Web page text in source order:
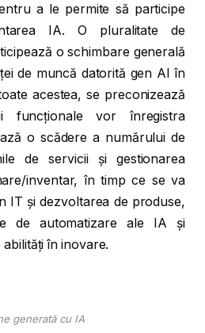
a le permite să participe
IA. O pluralitate de
o schimbare generală
de muncă datorită gen AI în
acestea, se preconizează
funcționale vor înregistra
o scădere a numărului de
de servicii și gestionarea
inventar, în timp ce se va
IT și dezvoltarea de produse,
de automatizare ale IA și
în inovare.
generată cu IA